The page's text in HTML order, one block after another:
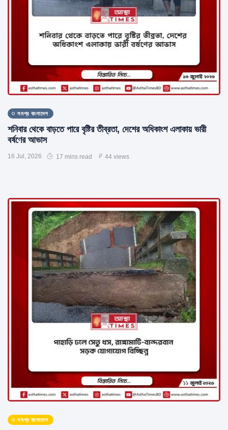
সমগ্র বাংলাদেশ
শনিবার থেকে বাড়তে পারে বৃষ্টির তীব্রতা, দেশের অধিকাংশ এলাকায় ভারী
বর্ষণের আভাস
16 Jul, 2026 17 mins read 44 views
সমগ্র বাংলাদেশ